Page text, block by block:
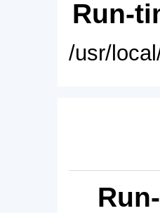
Run-
/usr/